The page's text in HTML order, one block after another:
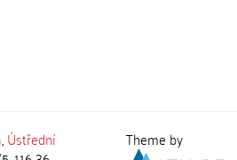
,Ústřední Theme by